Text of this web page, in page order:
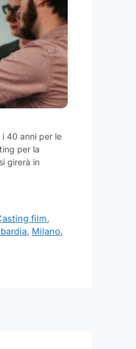
40 anni per le
per la
girerà in
film,
, Milano,